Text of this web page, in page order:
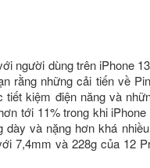
người dùng trên iPhone
rằng những cải tiến về
kiệm điện năng và
tới 11% trong khi
và nặng hơn khá
7,4mm và 228g của 12